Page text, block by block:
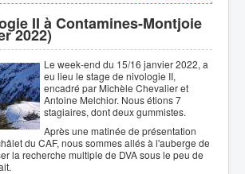
II à Contamines-Montjoie
2022)
Le week-end du 15/16 janvier 2022, a
eu lieu le stage de nivologie II,
encadré par Michèle Chevalier et
Antoine Melchior. Nous étions 7
stagiaires, dont deux gummistes.
Après une matinée de présentation
du CAF, nous sommes allés à l'auberge de
la recherche multiple de DVA sous le peu de